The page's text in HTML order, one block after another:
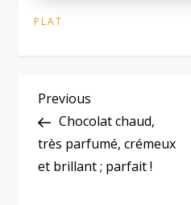
PLAT
N
a
v
Previous
Post
Previous
Chocolat chaud,
très parfumé, crémeux
et brillant ; parfait !